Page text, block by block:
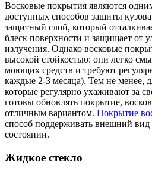
Восковые покрытия являются
доступных способов защиты
защитный слой, который
блеск поверхности и защищает от
излучения. Однако восковые
высокой стойкостью: они легко
моющих средств и требуют
каждые 2-3 месяца). Тем не менее,
которые регулярно ухаживают за
готовы обновлять покрытие,
отличным вариантом. Покрытие
способ поддерживать внешний
состоянии.
Жидкое стекло